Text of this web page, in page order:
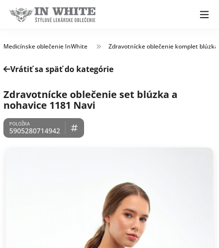
Medicínske oblečenie InWhite Zdravotnícke oblečenie komplet
Vrátiť sa späť do kategórie
Zdravotnícke oblečenie set blúzka a
nohavice 1181 Navi
5905280714942